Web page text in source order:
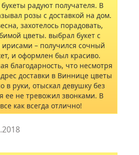
радуют получателя. В
розы с доставкой на дом.
захотелось порадовать,
цветы. выбрал букет с
– получился сочный
и оформлен был красиво.
благодарность, что несмотря
доставки в Виннице цветы
в руки, отыскал девушку без
ее не тревожил звонками. В
как всегда отлично!